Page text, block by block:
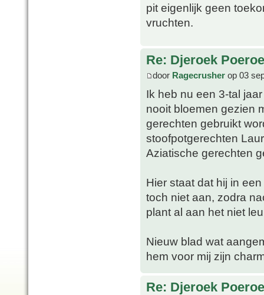
pit eigenlijk geen
vruchten.
Re: Djeroek
door Ragecrusher op 03
Ik heb nu een 3-tal
nooit bloemen gezien
gerechten gebruikt
stoofpotgerechten
Aziatische gerechten
Hier staat dat hij in
toch niet aan, zodra
plant al aan het niet
Nieuw blad wat
hem voor mij zijn
Re: Djeroek